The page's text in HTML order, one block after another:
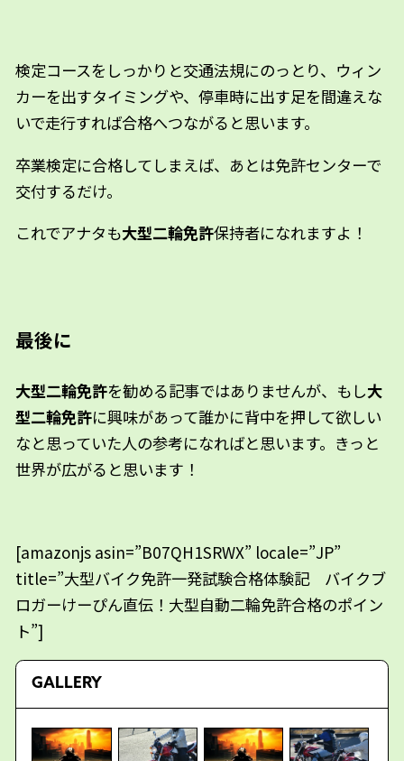
検定コースをしっかりと交通法規にのっとり、ウィン
カーを出すタイミングや、停車時に出す足を間違えな
いで走行すれば合格へつながると思います。
卒業検定に合格してしまえば、あとは免許センターで
交付するだけ。
これでアナタも大型二輪免許保持者になれますよ！
最後に
大型二輪免許を勧める記事ではありませんが、もし大
型二輪免許に興味があって誰かに背中を押して欲しい
なと思っていた人の参考になればと思います。きっと
世界が広がると思います！
[amazonjs asin=”B07QH1SRWX” locale=”JP”
title=”大型バイク免許一発試験合格体験記 バイクブ
ロガーけーぴん直伝！大型自動二輪免許合格のポイン
ト”]
GALLERY